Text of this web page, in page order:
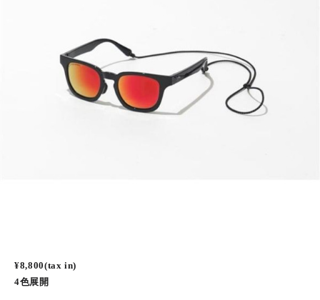
¥8,800(tax in)
4色展開